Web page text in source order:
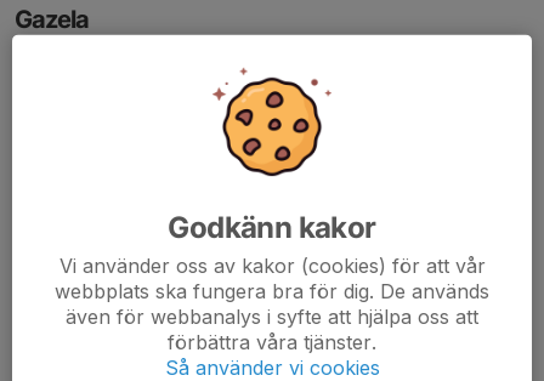
Gazela
Godkänn kakor
Vi använder oss av kakor (cookies) för att vår
webbplats ska fungera bra för dig. De används
även för webbanalys i syfte att hjälpa oss att
förbättra våra tjänster.
Så använder vi cookies